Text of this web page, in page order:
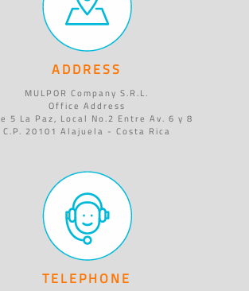
ADDRESS
MULPOR Company S.R.L.
Office Address
5 La Paz, Local No.2 Entre Av. 6 y 8
C.P. 20101 Alajuela - Costa Rica
TELEPHONE